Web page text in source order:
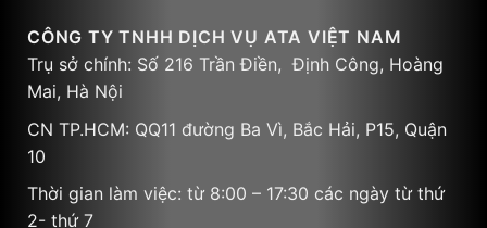
CÔNG TY TNHH DỊCH VỤ ATA VIỆT NAM
Trụ sở chính: Số 216 Trần Điền, Định Công, Hoàng
Mai, Hà Nội
CN TP.HCM: QQ11 đường Ba Vì, Bắc Hải, P15, Quận
10
Thời gian làm việc: từ 8:00 – 17:30 các ngày từ thứ
2- thứ 7